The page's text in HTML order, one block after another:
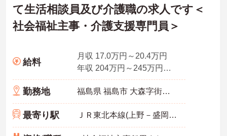
て生活相談員及び介護職の求人です＜
社会福祉主事・介護支援専門員＞
給料
月収 17.0万円～20.4万円
年収 204万円～245万円※別途、賞与付与
勤務地 福島県 福島市 大森字街道下53番地
最寄り駅 ＪＲ東北本線(上野－盛岡)「南福島駅」バス・車6分